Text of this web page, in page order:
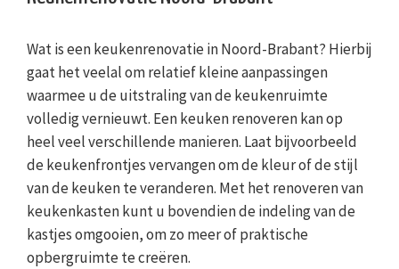
Wat is een keukenrenovatie in Noord-Brabant? Hierbij
gaat het veelal om relatief kleine aanpassingen
waarmee u de uitstraling van de keukenruimte
volledig vernieuwt. Een keuken renoveren kan op
heel veel verschillende manieren. Laat bijvoorbeeld
de keukenfrontjes vervangen om de kleur of de stijl
van de keuken te veranderen. Met het renoveren van
keukenkasten kunt u bovendien de indeling van de
kastjes omgooien, om zo meer of praktische
opbergruimte te creëren.